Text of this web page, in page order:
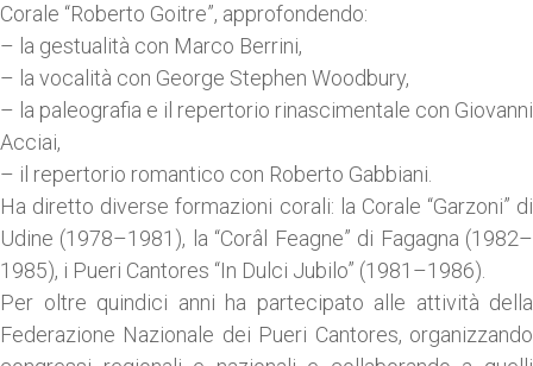
Corale “Roberto Goitre”, approfondendo:
– la gestualità con Marco Berrini,
– la vocalità con George Stephen Woodbury,
– la paleografia e il repertorio rinascimentale con Giovanni
Acciai,
– il repertorio romantico con Roberto Gabbiani.
Ha diretto diverse formazioni corali: la Corale “Garzoni” di
Udine (1978–1981), la “Corâl Feagne” di Fagagna (1982–
1985), i Pueri Cantores “In Dulci Jubilo” (1981–1986).
Per oltre quindici anni ha partecipato alle attività della
Federazione Nazionale dei Pueri Cantores, organizzando